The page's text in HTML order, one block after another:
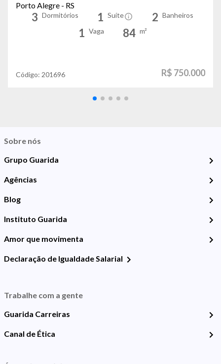
Porto Alegre - RS
3 Dormitórios 1 Suíte 2 Banheiros
1 Vaga 84 m²
Código: 201696 R$ 750.000
Sobre nós
Grupo Guarida
Agências
Blog
Instituto Guarida
Amor que movimenta
Declaração de Igualdade Salarial
Trabalhe com a gente
Guarida Carreiras
Canal de Ética